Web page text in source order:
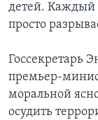
детей. Каждый
просто
Госсекретарь
премьер-
моральной
осудить